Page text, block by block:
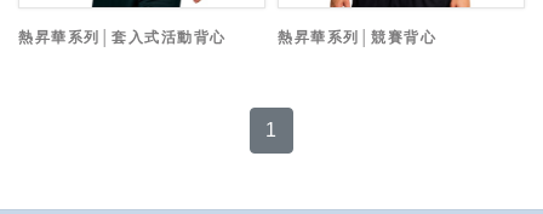
熱昇華系列│套入式活動背心 熱昇華系列│競賽背心
1